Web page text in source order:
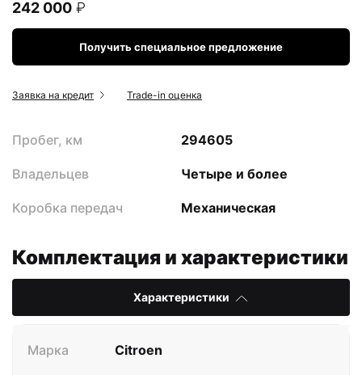
242 000 ₽
Получить специальное предложение
Заявка на кредит Trade-in оценка
Пробег, км
Владельцев
Коробка передач
294605
Четыре и более
Механическая
Комплектация и характеристики
Характеристики
Марка Citroen